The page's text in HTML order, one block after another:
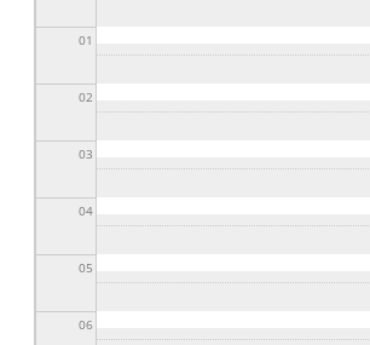
01
02
03
04
05
06